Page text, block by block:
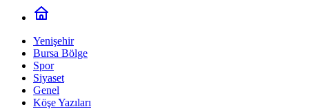
Yenişehir
Bursa Bölge
Spor
Siyaset
Genel
Köşe Yazıları